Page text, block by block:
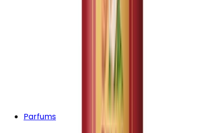
Parfums